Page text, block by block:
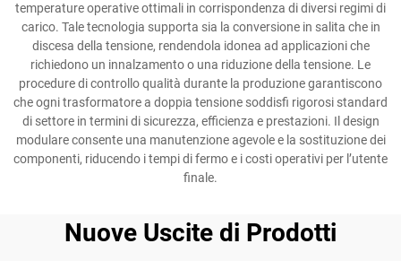
temperature operative ottimali in corrispondenza di diversi regimi di
carico. Tale tecnologia supporta sia la conversione in salita che in
discesa della tensione, rendendola idonea ad applicazioni che
richiedono un innalzamento o una riduzione della tensione. Le
procedure di controllo qualità durante la produzione garantiscono
che ogni trasformatore a doppia tensione soddisfi rigorosi standard
di settore in termini di sicurezza, efficienza e prestazioni. Il design
modulare consente una manutenzione agevole e la sostituzione dei
componenti, riducendo i tempi di fermo e i costi operativi per l’utente
finale.
Nuove Uscite di Prodotti